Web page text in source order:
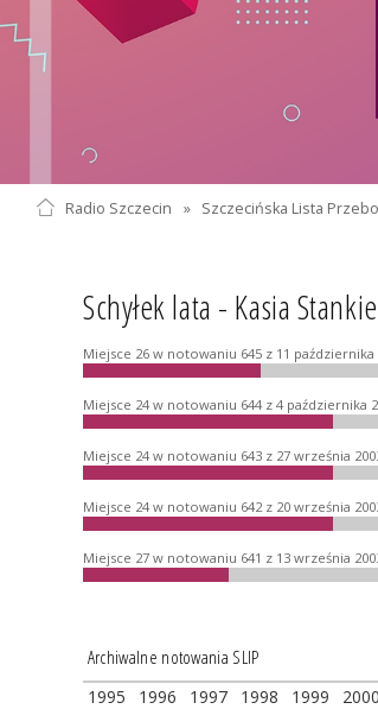
Radio Szczecin » Szczecińska Lista
Schyłek lata - Kasia
Miejsce 26 w notowaniu 645 z 11
Miejsce 24 w notowaniu 644 z 4 października
Miejsce 24 w notowaniu 643 z 27 września
Miejsce 24 w notowaniu 642 z 20 września
Miejsce 27 w notowaniu 641 z 13 września
Archiwalne notowania SLIP
1995 1996 1997 1998 1999 2000